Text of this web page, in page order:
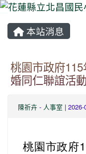
本站消息
桃園市政府
婚同仁聯誼活動
陳祈卉 - 人事室 |
桃園市政府